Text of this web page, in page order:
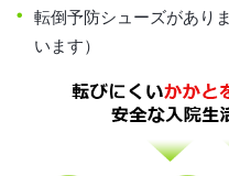
転倒予防シューズがあり
います）